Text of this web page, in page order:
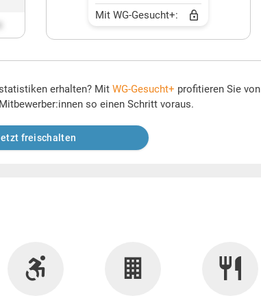
Mit WG-Gesucht+:
erhalten? Mit WG-Gesucht+ profitieren Sie von
so einen Schritt voraus.
freischalten